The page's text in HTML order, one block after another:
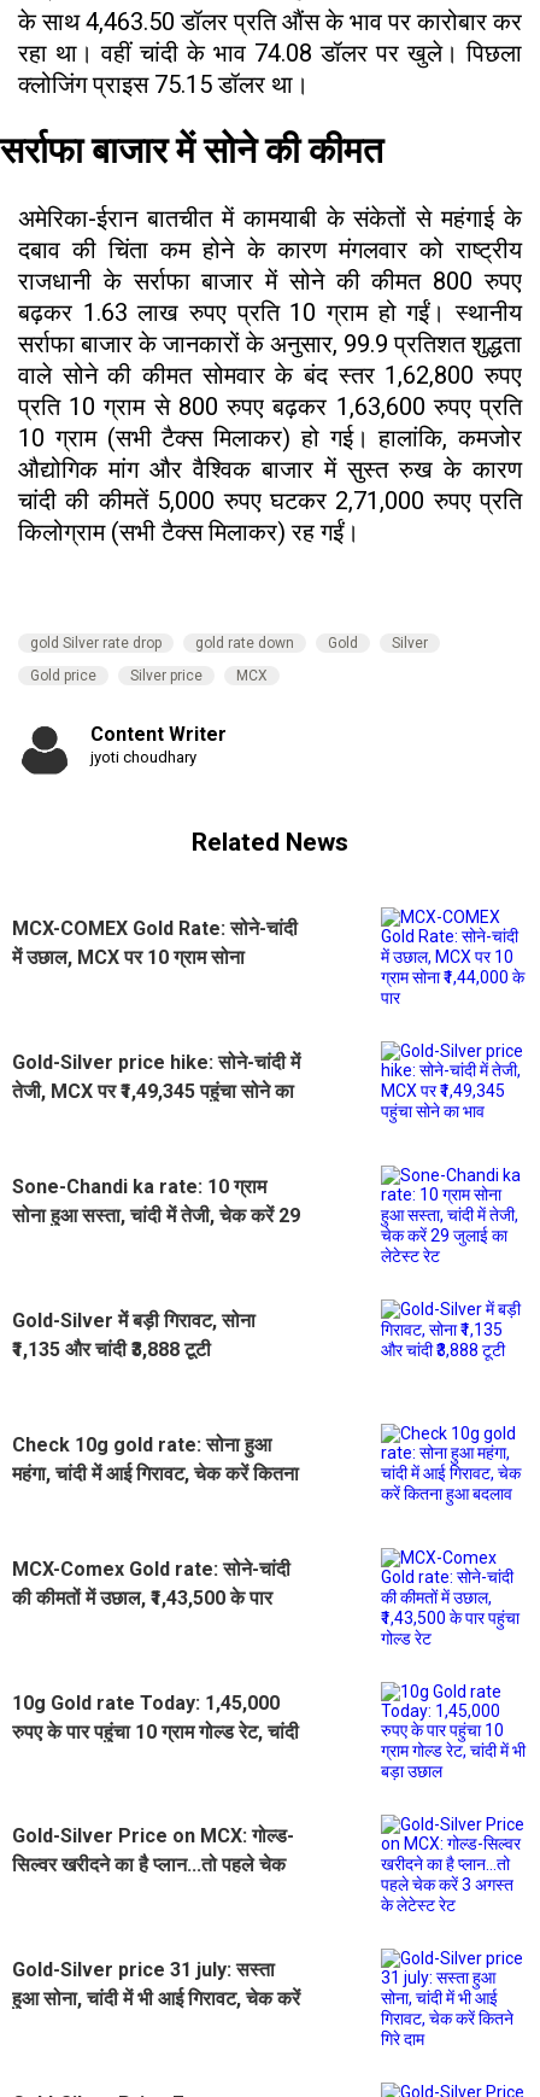
के साथ 4,463.50 डॉलर प्रति औंस के भाव पर कारोबार कर
रहा था। वहीं चांदी के भाव 74.08 डॉलर पर खुले। पिछला
क्लोजिंग प्राइस 75.15 डॉलर था।
सर्राफा बाजार में सोने की कीमत
अमेरिका-ईरान बातचीत में कामयाबी के संकेतों से महंगाई के
दबाव की चिंता कम होने के कारण मंगलवार को राष्ट्रीय
राजधानी के सर्राफा बाजार में सोने की कीमत 800 रुपए
बढ़कर 1.63 लाख रुपए प्रति 10 ग्राम हो गईं। स्थानीय
सर्राफा बाजार के जानकारों के अनुसार, 99.9 प्रतिशत शुद्धता
वाले सोने की कीमत सोमवार के बंद स्तर 1,62,800 रुपए
प्रति 10 ग्राम से 800 रुपए बढ़कर 1,63,600 रुपए प्रति
10 ग्राम (सभी टैक्स मिलाकर) हो गई। हालांकि, कमजोर
औद्योगिक मांग और वैश्विक बाजार में सुस्त रुख के कारण
चांदी की कीमतें 5,000 रुपए घटकर 2,71,000 रुपए प्रति
किलोग्राम (सभी टैक्स मिलाकर) रह गईं।
gold Silver rate drop gold rate down Gold
Silver
Gold price
Silver price MCX
Content Writer
jyoti choudhary
Related News
MCX-COMEX Gold Rate: सोने-चांदी
में उछाल, MCX पर 10 ग्राम सोना
Gold-Silver price hike: सोने-चांदी में
तेजी, MCX पर ₹1,49,345 पहुंचा सोने का
Sone-Chandi ka rate: 10 ग्राम
सोना हुआ सस्ता, चांदी में तेजी, चेक करें 29
Gold-Silver में बड़ी गिरावट, सोना
₹1,135 और चांदी ₹3,888 टूटी
Check 10g gold rate: सोना हुआ
महंगा, चांदी में आई गिरावट, चेक करें कितना
MCX-Comex Gold rate: सोने-चांदी
की कीमतों में उछाल, ₹1,43,500 के पार
10g Gold rate Today: 1,45,000
रुपए के पार पहुंचा 10 ग्राम गोल्ड रेट, चांदी
Gold-Silver Price on MCX: गोल्ड-
सिल्वर खरीदने का है प्लान...तो पहले चेक
Gold-Silver price 31 july: सस्ता
हुआ सोना, चांदी में भी आई गिरावट, चेक करें